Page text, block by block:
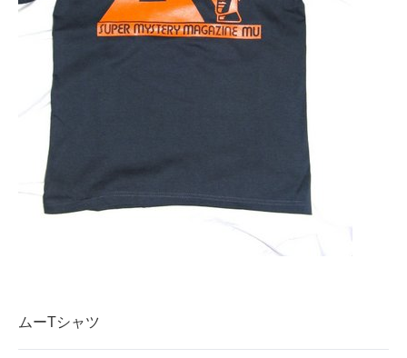
ムーTシャツ